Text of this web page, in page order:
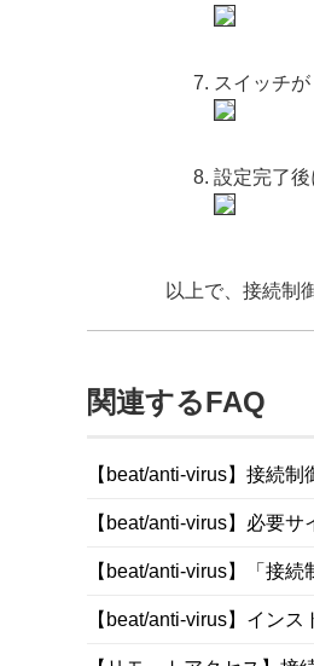
スイッチ
設定完了後
以上で、接続制
関連するFAQ
【beat/anti-virus】接続制
【beat/anti-virus】必要
【beat/anti-virus】「接
【beat/anti-virus】インス